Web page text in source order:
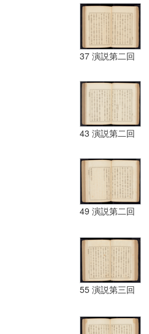
37 演説第二回
43 演説第二回
49 演説第二回
55 演説第三回